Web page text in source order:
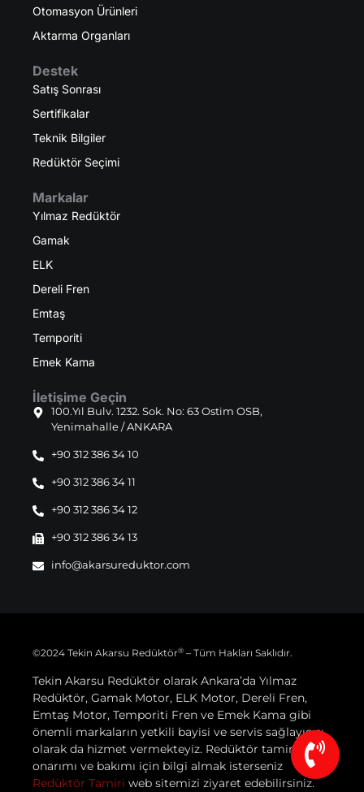
Otomasyon Ürünleri
Aktarma Organları
Destek
Satış Sonrası
Sertifikalar
Teknik Bilgiler
Redüktör Seçimi
Markalar
Yılmaz Redüktör
Gamak
ELK
Dereli Fren
Emtaş
Temporiti
Emek Kama
İletişime Geçin
100.Yıl Bulv. 1232. Sok. No: 63 Ostim OSB,
Yenimahalle / ANKARA
+90 312 386 34 10
+90 312 386 34 11
+90 312 386 34 12
+90 312 386 34 13
info@akarsureduktor.com
©2024 Tekin Akarsu Redüktör® – Tüm Hakları Saklıdır.
Tekin Akarsu Redüktör olarak Ankara’da Yılmaz
Redüktör, Gamak Motor, ELK Motor, Dereli Fren,
Emtaş Motor, Temporiti Fren ve Emek Kama gibi
önemli markaların yetkili bayisi ve servis sağlayıcısı
olarak da hizmet vermekteyiz. Redüktör tamiri,
onarımı ve bakımı için bilgi almak isterseniz
Redüktör Tamiri web sitemizi ziyaret edebilirsiniz.